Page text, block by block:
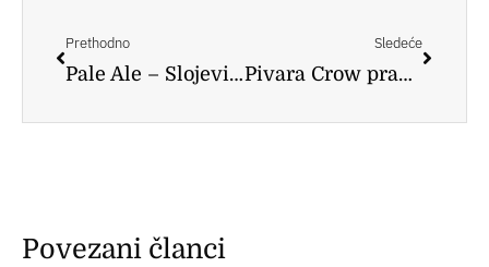
Prethodno
Pale Ale – Slojevita aroma i beskrajna varijacija ukusa
Sledeće
Pivara Crow pravi najbolje kraft pivo u Srbiji
Povezani članci